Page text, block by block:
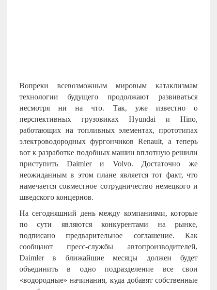
Вопреки всевозможным мировым катаклизмам
технологии будущего продолжают развиваться
несмотря ни на что. Так, уже известно о
перспективных грузовиках Hyundai и Hino,
работающих на топливных элементах, прототипах
электроводородных фургончиков Renault, а теперь
вот к разработке подобных машин вплотную решили
приступить Daimler и Volvo. Достаточно же
неожиданным в этом плане является тот факт, что
намечается совместное сотрудничество немецкого и
шведского концернов.
На сегодняшний день между компаниями, которые
по сути являются конкурентами на рынке,
подписано предварительное соглашение. Как
сообщают пресс-службы автопроизводителей,
Daimler
в ближайшие месяцы должен будет
объединить в одно подразделение все свои
«водородные» начинания, куда добавят собственные